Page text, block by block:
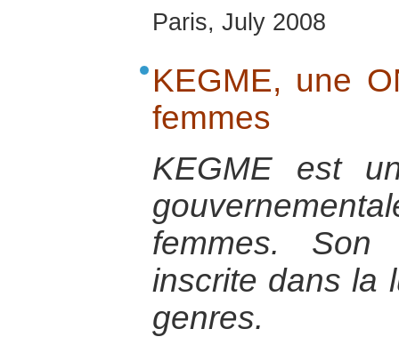
Paris, July 2008
KEGME, une
femmes
KEGME est
femmes. Son
inscrite dans la
genres.